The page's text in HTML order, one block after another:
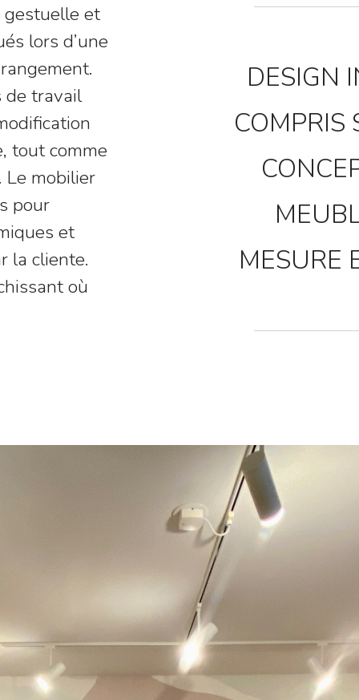
gestuelle et
lors d’une
de travail
tout comme
Le mobilier
pour
et
la cliente.
où
DESIGN
COMPRIS
MESURE